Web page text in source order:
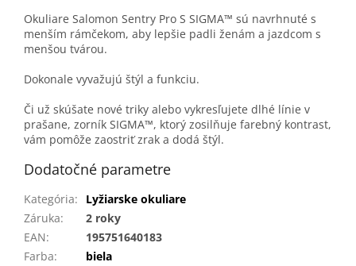
Okuliare Salomon Sentry Pro S SIGMA™ sú navrhnuté s
menším rámčekom, aby lepšie padli ženám a jazdcom s
menšou tvárou.
Dokonale vyvažujú štýl a funkciu.
Či už skúšate nové triky alebo vykresľujete dlhé línie v
prašane, zorník SIGMA™, ktorý zosilňuje farebný kontrast,
vám pomôže zaostriť zrak a dodá štýl.
Dodatočné parametre
Kategória:
Lyžiarske okuliare
Záruka:
2 roky
EAN:
195751640183
Farba:
biela